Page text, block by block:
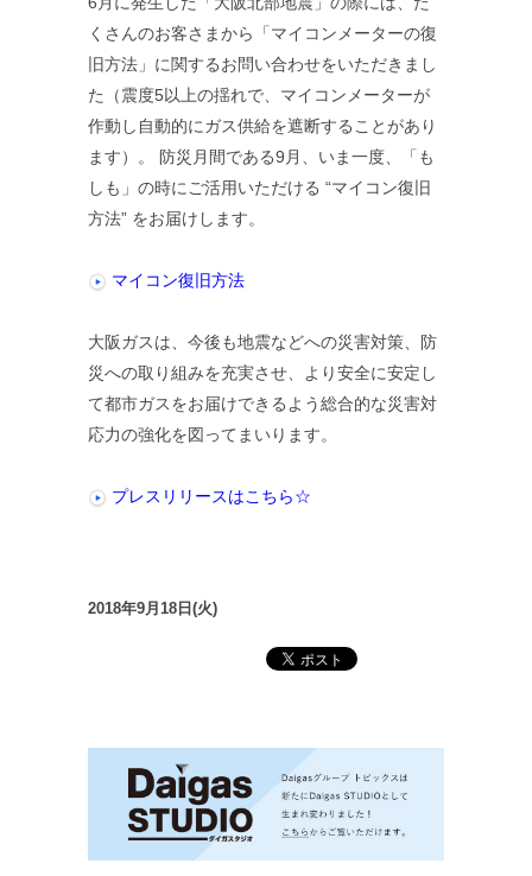
くさんのお客さまから「マイコンメーターの復
旧方法」に関するお問い合わせをいただきまし
た（震度5以上の揺れで、マイコンメーターが
作動し自動的にガス供給を遮断することがあり
ます）。 防災月間である9月、いま一度、「も
しも」の時にご活用いただける “マイコン復旧
方法” をお届けします。
マイコン復旧方法
大阪ガスは、今後も地震などへの災害対策、防
災への取り組みを充実させ、より安全に安定し
て都市ガスをお届けできるよう総合的な災害対
応力の強化を図ってまいります。
プレスリリースはこちら☆
2018年9月18日(火)